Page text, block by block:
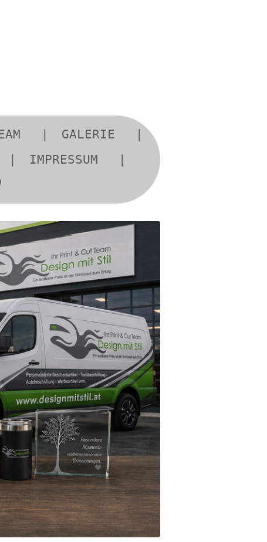
GALERIE
IMPRESSUM